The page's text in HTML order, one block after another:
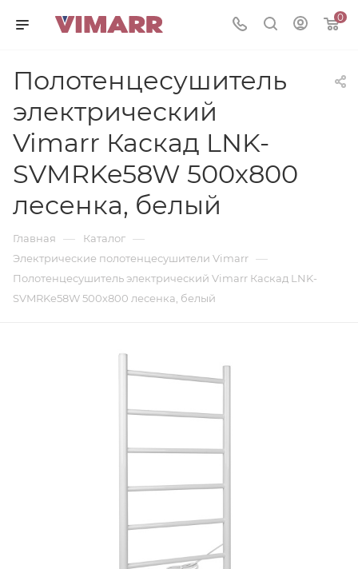
0
Полотенцесушитель
электрический
Vimarr Каскад LNK-
SVMRKe58W 500х800
лесенка, белый
Главная — Каталог —
Электрические полотенцесушители Vimarr —
Полотенцесушитель электрический Vimarr Каскад LNK-
SVMRKe58W 500х800 лесенка, белый